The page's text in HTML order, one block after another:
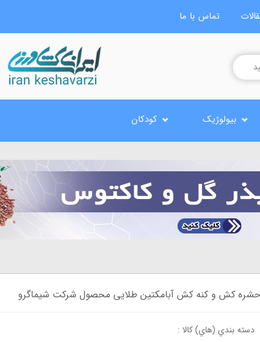
تماس با ما
بیولوژیک کودکان
کش و کنه کش آبامکتین طلایی محصول شرکت شیماگرو
دسته بندي (هاي) کالا :